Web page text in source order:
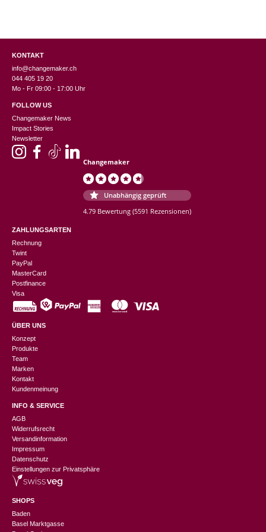
KONTAKT
info@changemaker.ch
044 405 19 20
Mo - Fr 09:00 - 17:00 Uhr
FOLLOW US
Changemaker News
Impact Stories
Newsletter
Changemaker
Unabhängig geprüft
4.79 Bewertung (5591 Rezensionen)
ZAHLUNGSARTEN
Rechnung
Twint
PayPal
MasterCard
Postfinance
Visa
ÜBER UNS
Konzept
Produkte
Team
Marken
Kontakt
Kundenmeinung
INFO & SERVICE
AGB
Widerrufsrecht
Versandinformation
Impressum
Datenschutz
Einstellungen zur Privatsphäre
SHOPS
Baden
Basel Marktgasse